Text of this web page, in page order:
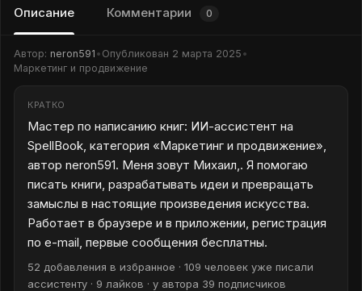
Описание Комментарии 0
Автор: neron591 • Опубликован 2 марта 2025 •
Маркетинг и продвижение
КРАТКО
Мастер по написанию книг: ИИ-ассистент на
SpellBook, категория «Маркетинг и продвижение»,
автор neron591. Меня зовут Михаил,. Я помогаю
писать книги, разрабатывать идеи и превращать
замыслы в настоящие произведения искусства.
Работает в браузере и в приложении, регистрация
по e-mail, первые сообщения бесплатны.
52 добавления в избранное · 109 человек уже писали
ассистенту · 9 лайков · у автора 39 подписчиков